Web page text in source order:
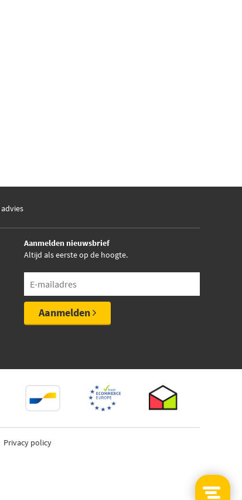
advies
Aanmelden nieuwsbrief
Altijd als eerste op de hoogte.
Aanmelden
Privacy policy